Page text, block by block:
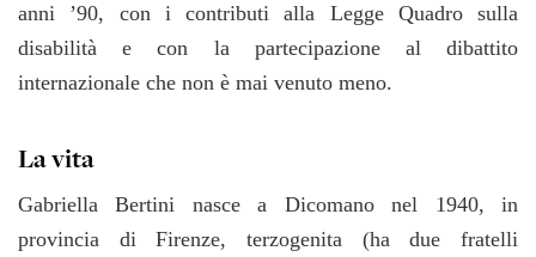
anni ’90, con i contributi alla Legge Quadro sulla
disabilità e con la partecipazione al dibattito
internazionale che non è mai venuto meno.
La vita
Gabriella Bertini nasce a Dicomano nel 1940, in
provincia di Firenze, terzogenita (ha due fratelli